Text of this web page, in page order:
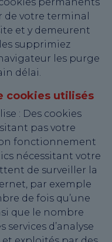
permanents
de votre terminal
et y demeurent
supprimiez
les purge
délai.
cookies utilisés
: Des cookies
pas votre
fonctionnement
nécessitant votre
de surveiller la
par exemple
de fois qu’une
que le nombre
services d’analyse